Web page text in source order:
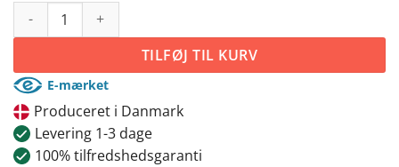
Surf ved Stranden antal
TILFØJ TIL KURV
E-mærket
Produceret i Danmark
Levering 1-3 dage
100% tilfredshedsgaranti